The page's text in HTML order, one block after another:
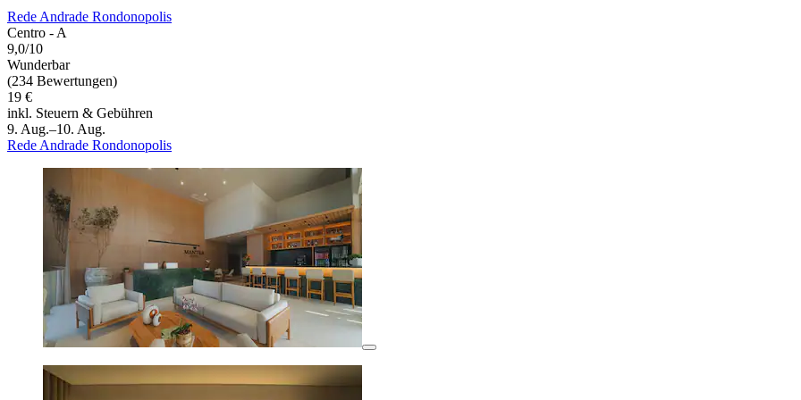
Rede Andrade Rondonopolis
Centro - A
9,0/10
Wunderbar
(234 Bewertungen)
19 €
inkl. Steuern & Gebühren
9. Aug.–10. Aug.
Rede Andrade Rondonopolis